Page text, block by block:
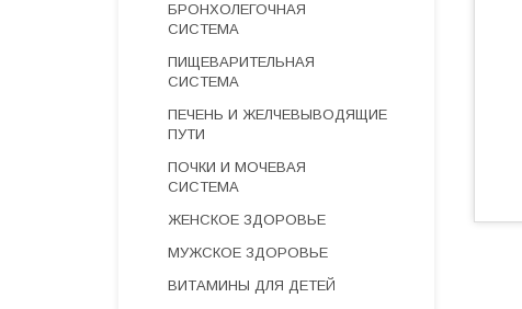
БРОНХОЛЕГОЧНАЯ
СИСТЕМА
ПИЩЕВАРИТЕЛЬНАЯ
СИСТЕМА
ПЕЧЕНЬ И ЖЕЛЧЕВЫВОДЯЩИЕ
ПУТИ
ПОЧКИ И МОЧЕВАЯ
СИСТЕМА
ЖЕНСКОЕ ЗДОРОВЬЕ
МУЖСКОЕ ЗДОРОВЬЕ
ВИТАМИНЫ ДЛЯ ДЕТЕЙ